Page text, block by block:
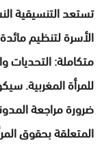
تستعد التنسيقية
الأسرة لتنظيم
متكاملة: التحديات
للمرأة المغربية.
ضرورة مراجعة
المتعلقة بحقوق